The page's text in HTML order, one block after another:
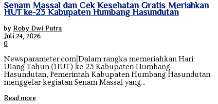
Senam Massal dan Cek Kesehatan Gratis Meriahkan
HUT ke-23 Kabupaten Humbang Hasundutan
by Roby Dwi Putra
Juli 24, 2026
0
Newsparameter.com|Dalam rangka memeriahkan Hari
Ulang Tahun (HUT) ke-23 Kabupaten Humbang
Hasundutan, Pemerintah Kabupaten Humbang Hasundutan
menggelar kegiatan Senam Massal yang...
Read more